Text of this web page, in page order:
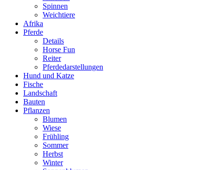
Spinnen
Weichtiere
Afrika
Pferde
Details
Horse Fun
Reiter
Pferdedarstellungen
Hund und Katze
Fische
Landschaft
Bauten
Pflanzen
Blumen
Wiese
Frühling
Sommer
Herbst
Winter